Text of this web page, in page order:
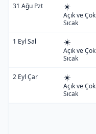
31 Ağu Pzt ☀️
Açık ve Çok
Sıcak
1 Eyl Sal ☀️
Açık ve Çok
Sıcak
2 Eyl Çar ☀️
Açık ve Çok
Sıcak